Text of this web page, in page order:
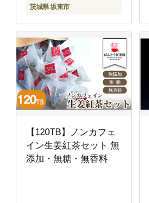
茨城県 坂東市
【120TB】ノンカフェ
イン生姜紅茶セット 無
添加・無糖・無香料